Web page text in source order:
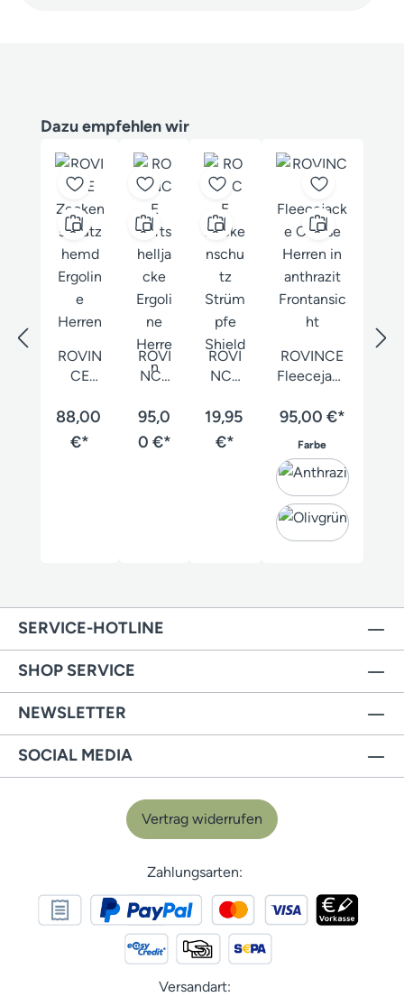
Produktgalerie überspringen
Dazu empfehlen wir
ROVIN
CE
schutz
hemd
88,00
€*
ROVI
NCE
hellja
cke
95,0
0 €*
ROVI
NCE
nschu
tz
19,95
€*
ROVINCE
Fleecejack
Herren
95,00 €*
Farbeauswählen
SERVICE-HOTLINE
SHOP SERVICE
NEWSLETTER
SOCIAL MEDIA
Vertrag widerrufen
Zahlungsarten:
Versandart: